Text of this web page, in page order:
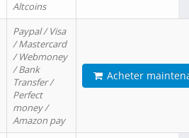
Altcoins
Paypal / Visa
/ Mastercard
/ Webmoney
/ Bank
Transfer /
Perfect
money /
Amazon pay
Acheter